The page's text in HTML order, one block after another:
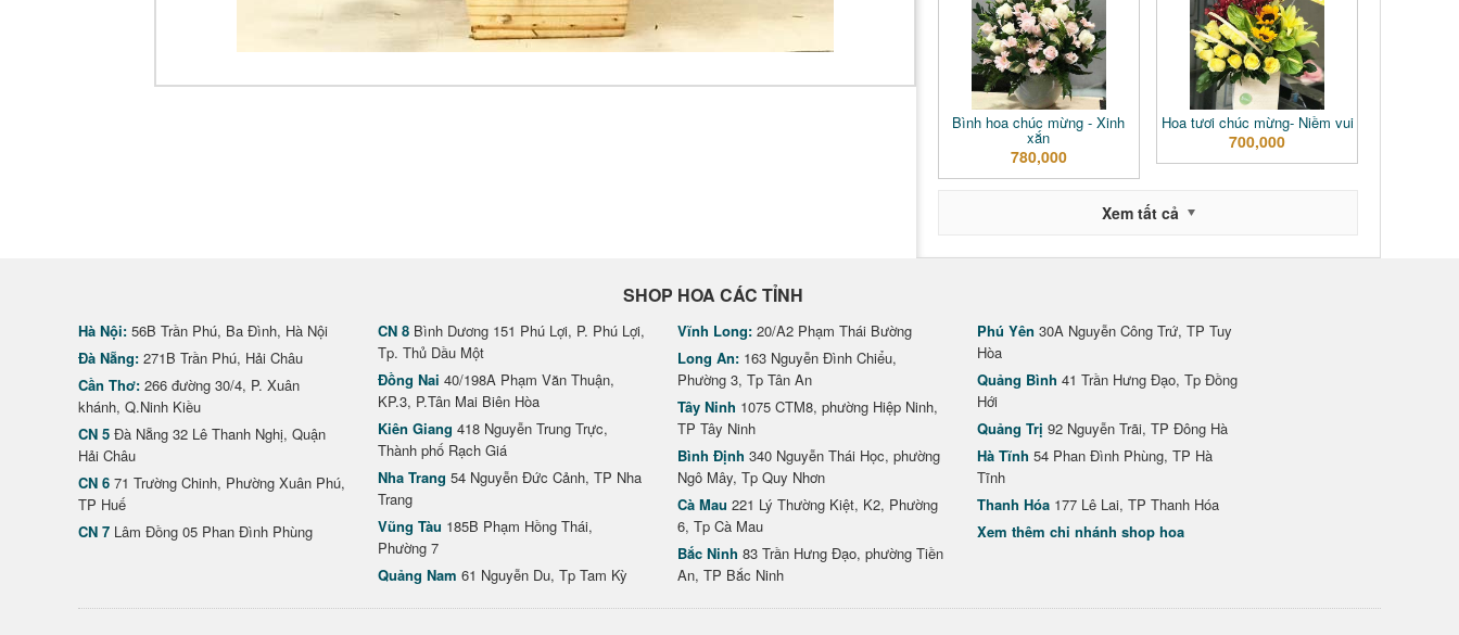
Bình hoa chúc mừng - Xinh
xắn
780,000
Hoa tươi chúc mừng- Niềm vui
700,000
Xem tất cả
SHOP HOA CÁC TỈNH
Hà Nội: 56B Trần Phú, Ba Đình, Hà Nội
Đà Nẵng: 271B Trần Phú, Hải Châu
Cần Thơ: 266 đường 30/4, P. Xuân
khánh, Q.Ninh Kiều
CN 5 Đà Nẵng 32 Lê Thanh Nghị, Quận
Hải Châu
CN 6 71 Trường Chinh, Phường Xuân Phú,
TP Huế
CN 7 Lâm Đồng 05 Phan Đình Phùng
CN 8 Bình Dương 151 Phú Lợi, P. Phú Lợi,
Tp. Thủ Dầu Một
Đồng Nai 40/198A Phạm Văn Thuận,
KP.3, P.Tân Mai Biên Hòa
Kiên Giang 418 Nguyễn Trung Trực,
Thành phố Rạch Giá
Nha Trang 54 Nguyễn Đức Cảnh, TP Nha
Trang
Vũng Tàu 185B Phạm Hồng Thái,
Phường 7
Quảng Nam 61 Nguyễn Du, Tp Tam Kỳ
Vĩnh Long: 20/A2 Phạm Thái Bường
Long An: 163 Nguyễn Đình Chiểu,
Phường 3, Tp Tân An
Tây Ninh 1075 CTM8, phường Hiệp Ninh,
TP Tây Ninh
Bình Định 340 Nguyễn Thái Học, phường
Ngô Mây, Tp Quy Nhơn
Cà Mau 221 Lý Thường Kiệt, K2, Phường
6, Tp Cà Mau
Bắc Ninh 83 Trần Hưng Đạo, phường Tiền
An, TP Bắc Ninh
Phú Yên 30A Nguyễn Công Trứ, TP Tuy
Hòa
Quảng Bình 41 Trần Hưng Đạo, Tp Đồng
Hới
Quảng Trị 92 Nguyễn Trãi, TP Đông Hà
Hà Tĩnh 54 Phan Đình Phùng, TP Hà
Tĩnh
Thanh Hóa 177 Lê Lai, TP Thanh Hóa
Xem thêm chi nhánh shop hoa